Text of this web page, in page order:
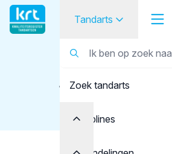
Tandarts
Student
Opleider
Zoek tandarts
Disciplines
Tandarts
ten Bohmer,